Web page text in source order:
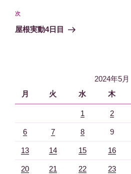
ビ
ゲ
投
稿
次
の
次
屋根実動4日目
2024年5月
月
火 水 木
1 2
6 7 8 9
13 14 15 16
20 21 22 23